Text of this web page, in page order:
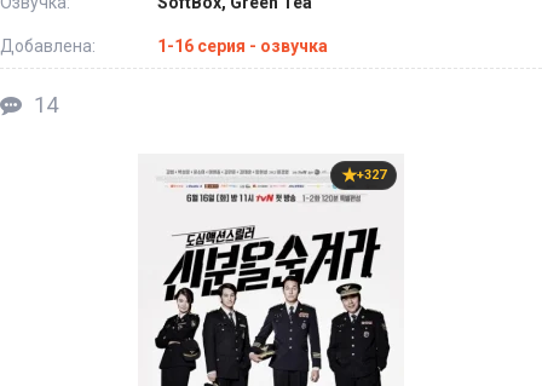
Добавлена: 1-16 серия - озвучка
14
+327